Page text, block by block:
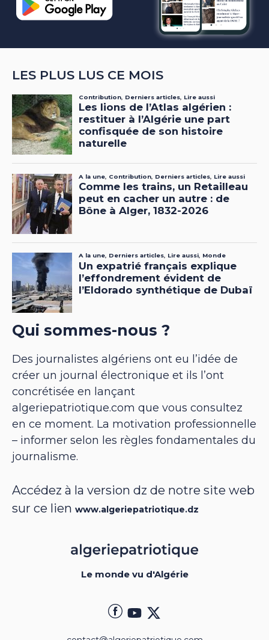
LES PLUS LUS CE MOIS
Qui sommes-nous ?
Des journalistes algériens ont eu l’idée de
créer un journal électronique et ils l’ont
concrétisée en lançant
algeriepatriotique.com que vous consultez
en ce moment. La motivation professionnelle
– informer selon les règles fondamentales du
journalisme.
Accédez à la version dz de notre site web
sur ce lien www.algeriepatriotique.dz
Le monde vu d'Algérie